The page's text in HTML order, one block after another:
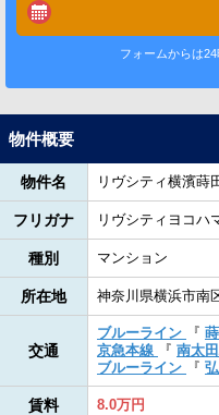
フォームからは24
物件概要
物件名 リヴシティ横濱蒔
フリガナ リヴシティヨコハ
種別 マンション
所在地 神奈川県横浜市南
交通
ブルーライン 『
京急本線
『 南太
ブルーライン
『
賃料 8.0万円